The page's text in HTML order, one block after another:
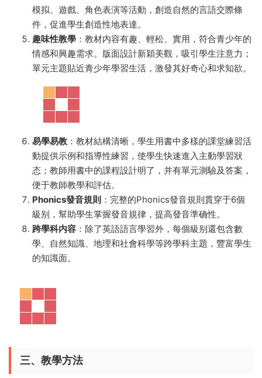
模拟、遊戲、角色表演等活動，創造自然的言語交際條
件，促進學生創造性地表達。
趣味性教學 ：教材内容有趣、輕松、實用，符合青少年的
情感和興趣需求。版面設計新穎美觀，吸引學生注意力；
單元主題貼近青少年學習生活，激發其好奇心和求知欲。
易學易教 ：教材結構清晰，學生用書中多樣的課堂練習活
動提供示例和指導性練習，使學生快速進入主動學習狀
态；教師用書中的課程設計明了，并有單元測驗及答案，
便于教師教學和評估。
Phonics發音規則 ：完整的Phonics發音規則貫穿于6個
級别，幫助學生掌握發音規律，提高發音準确性。
跨學科内容 ：除了英語語言學習外，每個級别還包含數
學、自然知識、地理和社會科學等跨學科主題，豐富學生
的知識面。
三、教學方法